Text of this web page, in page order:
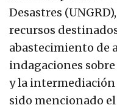
Desastres
recursos
abastecimiento de
indagaciones
y la intermediación
sido mencionado